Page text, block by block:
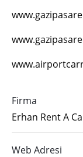
Firma
Erhan Rent A
Web Adresi